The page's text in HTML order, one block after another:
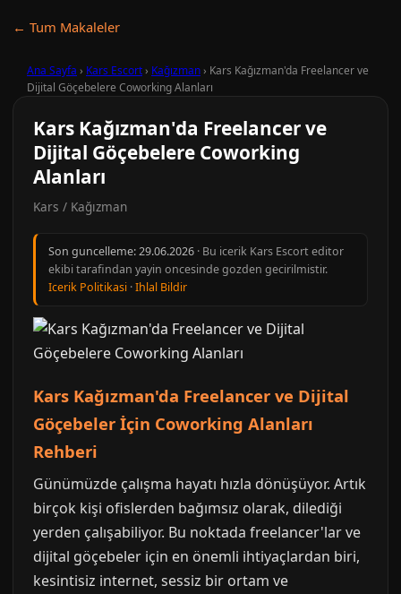
← Tum Makaleler
Ana Sayfa › Kars Escort› Kağızman› Kars Kağızman'da Freelancer ve
Dijital Göçebelere Coworking Alanları
Kars Kağızman'da Freelancer ve
Dijital Göçebelere Coworking
Alanları
Kars / Kağızman
Son guncelleme:29.06.2026 · Bu icerik Kars Escort editor
ekibi tarafindan yayin oncesinde gozden gecirilmistir.
Icerik Politikasi ·Ihlal Bildir
Kars Kağızman'da Freelancer ve Dijital
Göçebeler İçin Coworking Alanları
Rehberi
Günümüzde çalışma hayatı hızla dönüşüyor. Artık
birçok kişi ofislerden bağımsız olarak, dilediği
yerden çalışabiliyor. Bu noktada freelancer'lar ve
dijital göçebeler için en önemli ihtiyaçlardan biri,
kesintisiz internet, sessiz bir ortam ve